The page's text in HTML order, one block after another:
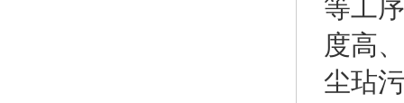
等工
度高
尘玷